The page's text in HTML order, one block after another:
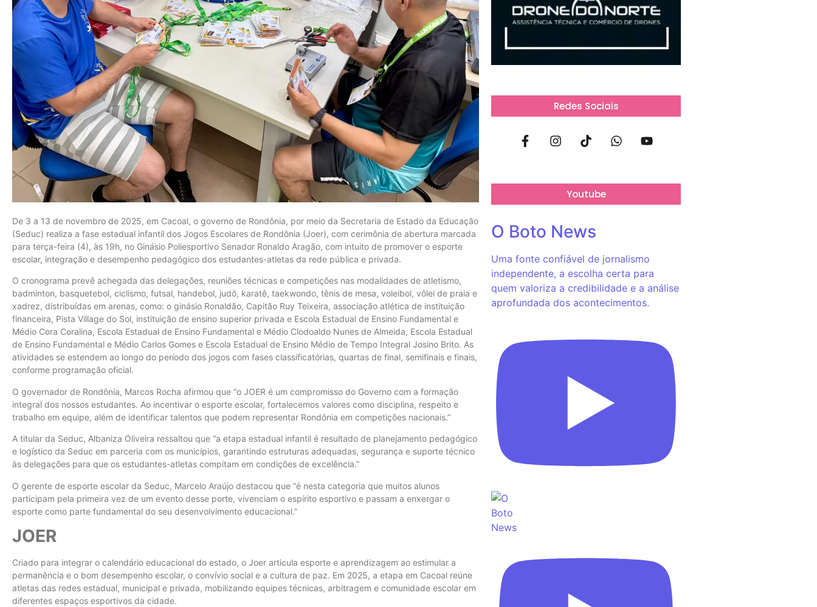
De 3 a 13 de novembro de 2025, em Cacoal, o governo de Rondônia, por meio da Secretaria de Estado da Educação
(Seduc) realiza a fase estadual infantil dos Jogos Escolares de Rondônia (Joer), com cerimônia de abertura marcada
para terça-feira (4), às 19h, no Ginásio Poliesportivo Senador Ronaldo Aragão, com intuito de promover o esporte
escolar, integração e desempenho pedagógico dos estudantes-atletas da rede pública e privada.
O cronograma prevê achegada das delegações, reuniões técnicas e competições nas modalidades de atletismo,
badminton, basquetebol, ciclismo, futsal, handebol, judô, karatê, taekwondo, tênis de mesa, voleibol, vôlei de praia e
xadrez, distribuídas em arenas, como: o ginásio Ronaldão, Capitão Ruy Teixeira, associação atlética de instituição
financeira, Pista Village do Sol, instituição de ensino superior privada e Escola Estadual de Ensino Fundamental e
Médio Cora Coralina, Escola Estadual de Ensino Fundamental e Médio Clodoaldo Nunes de Almeida, Escola Estadual
de Ensino Fundamental e Médio Carlos Gomes e Escola Estadual de Ensino Médio de Tempo Integral Josino Brito. As
atividades se estendem ao longo do período dos jogos com fases classificatórias, quartas de final, semifinais e finais,
conforme programação oficial.
O governador de Rondônia, Marcos Rocha afirmou que “o JOER é um compromisso do Governo com a formação
integral dos nossos estudantes. Ao incentivar o esporte escolar, fortalecemos valores como disciplina, respeito e
trabalho em equipe, além de identificar talentos que podem representar Rondônia em competições nacionais.”
A titular da Seduc, Albaniza Oliveira ressaltou que “a etapa estadual infantil é resultado de planejamento pedagógico
e logístico da Seduc em parceria com os municípios, garantindo estruturas adequadas, segurança e suporte técnico
às delegações para que os estudantes-atletas compitam em condições de excelência.”
O gerente de esporte escolar da Seduc, Marcelo Araújo destacou que “é nesta categoria que muitos alunos
participam pela primeira vez de um evento desse porte, vivenciam o espírito esportivo e passam a enxergar o
esporte como parte fundamental do seu desenvolvimento educacional.”
JOER
Criado para integrar o calendário educacional do estado, o Joer articula esporte e aprendizagem ao estimular a
permanência e o bom desempenho escolar, o convívio social e a cultura de paz. Em 2025, a etapa em Cacoal reúne
atletas das redes estadual, municipal e privada, mobilizando equipes técnicas, arbitragem e comunidade escolar em
diferentes espaços esportivos da cidade.
Redes Sociais
Youtube
O Boto News
Uma fonte confiável de jornalismo
independente, a escolha certa para
quem valoriza a credibilidade e a análise
aprofundada dos acontecimentos.